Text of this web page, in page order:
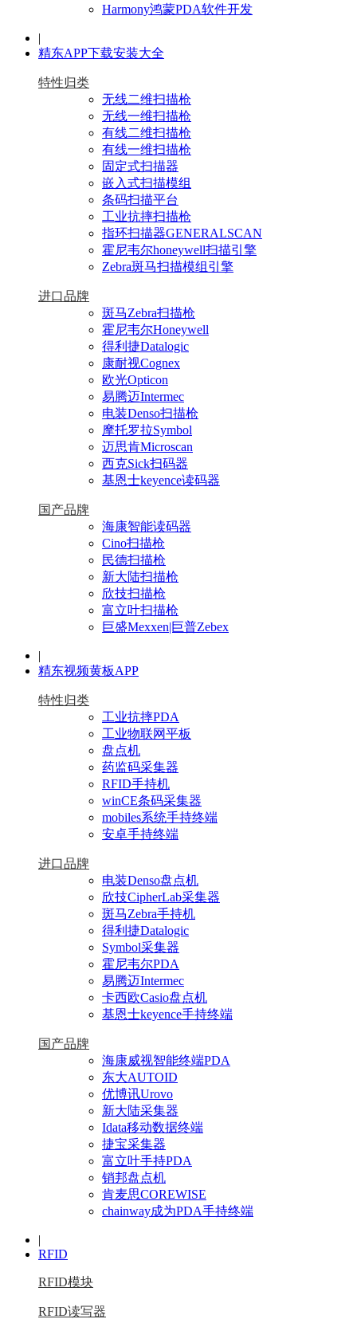
Harmony鸿蒙PDA软件开发
|
精东APP下载安装大全
特性归类
无线二维扫描枪
无线一维扫描枪
有线二维扫描枪
有线一维扫描枪
固定式扫描器
嵌入式扫描模组
条码扫描平台
工业抗摔扫描枪
指环扫描器GENERALSCAN
霍尼韦尔honeywell扫描引擎
Zebra斑马扫描模组引擎
进口品牌
斑马Zebra扫描枪
霍尼韦尔Honeywell
得利捷Datalogic
康耐视Cognex
欧光Opticon
易腾迈Intermec
电装Denso扫描枪
摩托罗拉Symbol
迈思肯Microscan
西克Sick扫码器
基恩士keyence读码器
国产品牌
海康智能读码器
Cino扫描枪
民德扫描枪
新大陆扫描枪
欣技扫描枪
富立叶扫描枪
巨盛Mexxen|巨普Zebex
|
精东视频黄板APP
特性归类
工业抗摔PDA
工业物联网平板
盘点机
药监码采集器
RFID手持机
winCE条码采集器
mobiles系统手持终端
安卓手持终端
进口品牌
电装Denso盘点机
欣技CipherLab采集器
斑马Zebra手持机
得利捷Datalogic
Symbol采集器
霍尼韦尔PDA
易腾迈Intermec
卡西欧Casio盘点机
基恩士keyence手持终端
国产品牌
海康威视智能终端PDA
东大AUTOID
优博讯Urovo
新大陆采集器
Idata移动数据终端
捷宝采集器
富立叶手持PDA
销邦盘点机
肯麦思COREWISE
chainway成为PDA手持终端
|
RFID
RFID模块
RFID读写器